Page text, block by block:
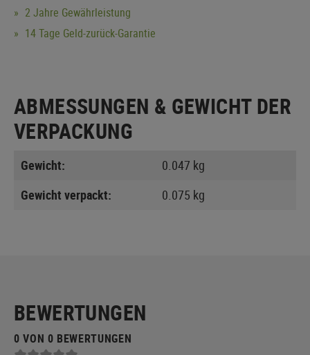
2 Jahre Gewährleistung
14 Tage Geld-zurück-Garantie
ABMESSUNGEN & GEWICHT DER
VERPACKUNG
Gewicht:
0.047 kg
Gewicht verpackt:
0.075 kg
BEWERTUNGEN
0 VON 0 BEWERTUNGEN